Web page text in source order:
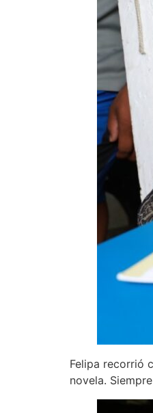
Felipa recorrió
novela.